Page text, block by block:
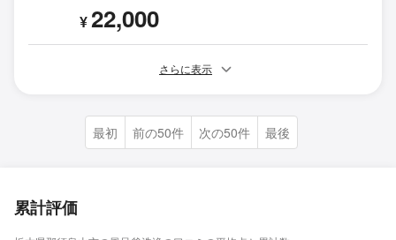
¥22,000
さらに表示
最初 前の50件 次の50件 最後
累計評価